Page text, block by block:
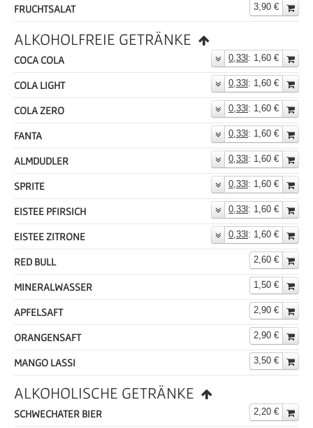
FRUCHTSALAT 3,90 €
ALKOHOLFREIE GETRÄNKE
COCA COLA 0,33l : 1,60 €
COLA LIGHT 0,33l : 1,60 €
COLA ZERO 0,33l : 1,60 €
FANTA 0,33l : 1,60 €
ALMDUDLER 0,33l : 1,60 €
SPRITE 0,33l : 1,60 €
EISTEE PFIRSICH 0,33l : 1,60 €
EISTEE ZITRONE 0,33l : 1,60 €
RED BULL 2,60 €
MINERALWASSER 1,50 €
APFELSAFT 2,90 €
ORANGENSAFT 2,90 €
MANGO LASSI 3,50 €
ALKOHOLISCHE GETRÄNKE
SCHWECHATER BIER 2,20 €